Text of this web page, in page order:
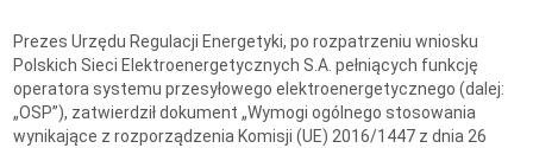
Prezes Urzędu Regulacji Energetyki, po rozpatrzeniu wniosku
Polskich Sieci Elektroenergetycznych S.A. pełniących funkcję
operatora systemu przesyłowego elektroenergetycznego (dalej:
„OSP”), zatwierdził dokument „Wymogi ogólnego stosowania
wynikające z rozporządzenia Komisji (UE) 2016/1447 z dnia 26